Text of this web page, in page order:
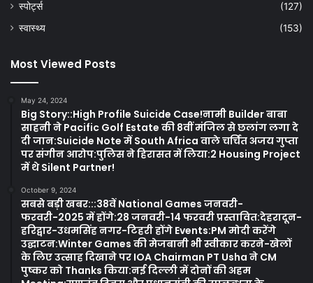
स्पोर्ट्स
(127)
स्वास्थ्य
(153)
Most Viewed Posts
May 24, 2024
Big Story::High Profile Suicide Case!नामी Builder बाबा
साहनी ने Pacific Golf Estate की 8वीं मंजिल से छलांग लगा दे
दी जान:Suicide Note में South Africa वाले चर्चित अजय गुप्ता
पर संगीन आरोप:पुलिस ने हिरासत में लिया:2 Housing Project
में थे Silent Partner!
October 9, 2024
सबसे बड़ी खबर:::38वें National Games जनवरी-
फरवरी-2025 में होंगे:28 जनवरी-14 फरवरी प्रस्तावित:देहरादून-
हरिद्वार-उधमसिंह नगर-टिहरी होंगे Events:PM मोदी करेंगे
उद्घाटन:Winter Games की मेजबानी भी स्वीकार करने-खेलों
के लिए उत्साह दिखाने पर IOA Chairman PT Usha ने CM
पुष्कर को Thanks किया:नई दिल्ली में दोनों की अहम